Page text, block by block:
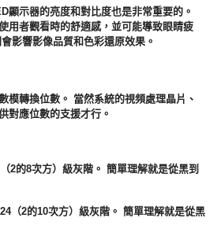
顯示器的亮度和對比度也是非常重要的。
用者觀看時的舒適感，並可能導致眼睛疲
影響影像品質和色彩還原效果。
模轉換位數。 當然系統的視頻處理晶片、
對應位數的支援才行。
2的8次方）級灰階。 簡單理解就是從黑到
（2的10次方）級灰階。 簡單理解就是從黑